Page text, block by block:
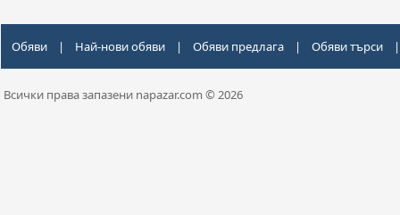
Обяви | Най-нови обяви | Обяви предлага | Обяви търси |
Всички права запазени napazar.com © 2026